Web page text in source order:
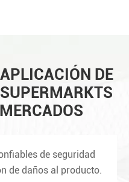
DE
de seguridad
de daños al producto.